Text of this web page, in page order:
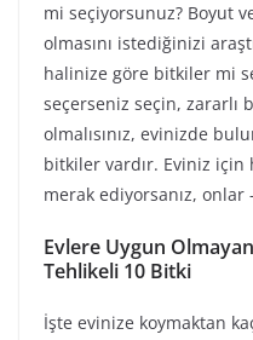
mi seçiyorsunuz? Boyut
olmasını istediğinizi
halinize göre bitkiler mi
seçerseniz seçin, zararlı
olmalısınız, evinizde
bitkiler vardır. Eviniz
merak ediyorsanız, onlar
Evlere Uygun
Tehlikeli 10 Bitki
İşte evinize koymaktan